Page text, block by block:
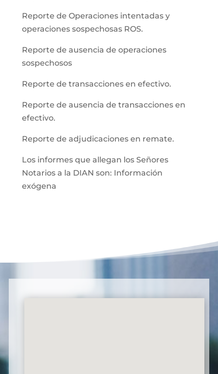
Reporte de Operaciones intentadas y
operaciones sospechosas ROS.
Reporte de ausencia de operaciones
sospechosos
Reporte de transacciones en efectivo.
Reporte de ausencia de transacciones en
efectivo.
Reporte de adjudicaciones en remate.
Los informes que allegan los Señores
Notarios a la DIAN son: Información
exógena